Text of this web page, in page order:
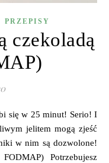
PRZEPISY
czekoladą
jelitem mogą zjeść
w nim są dozwolone!
Potrzebujesz